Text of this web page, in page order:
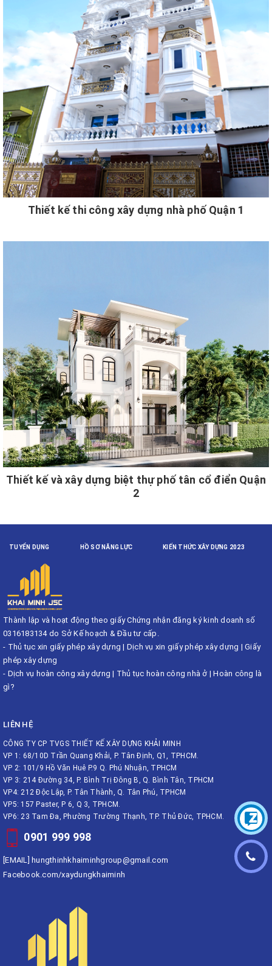
Thiết kế thi công xây dựng nhà phố Quận 1
Thiết kế và xây dựng biệt thự phố tân cổ điển Quận
2
TUYỂN DỤNG HỒ SƠ NĂNG LỰC KIẾN THỨC XÂY DỰNG 2023
Thành lập và hoạt động theo giấy Chứng nhận đăng ký kinh doanh số
0316183134 do Sở Kế hoạch & Đầu tư cấp.
- Thủ tục xin giấy phép xây dựng | Dịch vụ xin giấy phép xây dựng | Giấy
phép xây dựng
- Dịch vụ hoàn công xây dựng | Thủ tục hoàn công nhà ở |Hoàn công là
gì?
LIÊN HỆ
CÔNG TY CP TVGS THIẾT KẾ XÂY DỰNG KHẢI MINH
VP 1: 68/10D Trần Quang Khải, P. Tân Định, Q1, TPHCM.
VP 2: 101/9 Hồ Văn Huê P.9 Q. Phú Nhuận, TPHCM
VP 3: 214 Đường 34, P. Bình Trị Đông B, Q. Bình Tân, TPHCM
VP4: 212 Độc Lập, P. Tân Thành, Q. Tân Phú, TPHCM
VP5: 157 Paster, P 6, Q 3, TPHCM.
VP6: 23 Tam Đa, Phường Trường Thạnh, TP. Thủ Đức, TPHCM.
0901 999 998
[EMAIL] hungthinhkhaiminhgroup@gmail.com
Facebook.com/xaydungkhaiminh